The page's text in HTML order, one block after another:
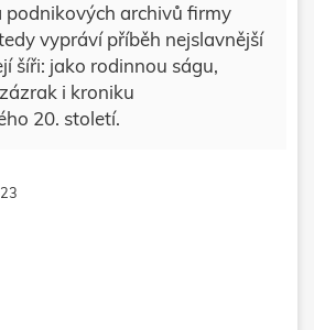
podnikových archivů firmy
vypráví příběh nejslavnější
šíři: jako rodinnou ságu,
i kroniku
20. století.